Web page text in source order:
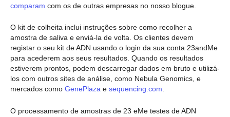
comparam com os de outras empresas no nosso blogue.
O kit de colheita inclui instruções sobre como recolher a
amostra de saliva e enviá-la de volta. Os clientes devem
registar o seu kit de ADN usando o login da sua conta 23andMe
para acederem aos seus resultados. Quando os resultados
estiverem prontos, podem descarregar dados em bruto e utilizá-
los com outros sites de análise, como Nebula Genomics, e
mercados como GenePlaza e sequencing.com.
O processamento de amostras de 23 eMe testes de ADN